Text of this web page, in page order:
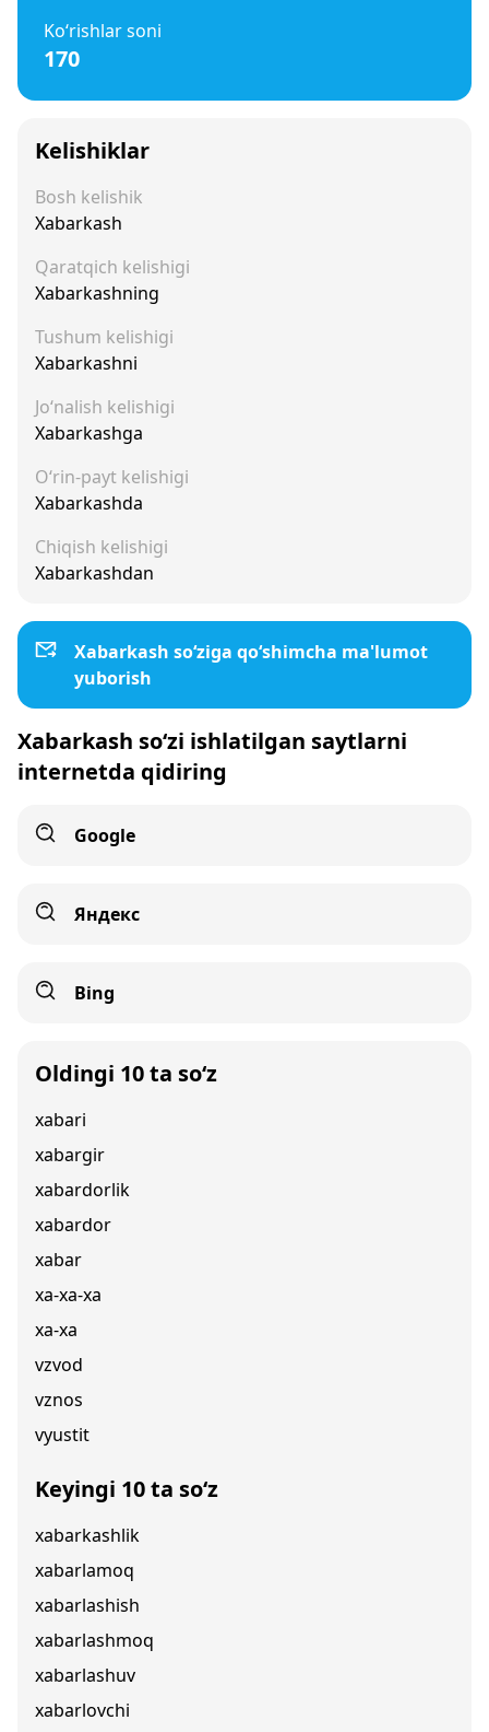
Ko‘rishlar soni
170
Kelishiklar
Bosh kelishik
Xabarkash
Qaratqich kelishigi
Xabarkashning
Tushum kelishigi
Xabarkashni
Jo‘nalish kelishigi
Xabarkashga
O‘rin-payt kelishigi
Xabarkashda
Chiqish kelishigi
Xabarkashdan
Xabarkash so‘ziga qo‘shimcha ma'lumot
yuborish
Xabarkash so‘zi ishlatilgan saytlarni
internetda qidiring
Google
Яндекс
Bing
Oldingi 10 ta so‘z
xabari
xabargir
xabardorlik
xabardor
xabar
xa-xa-xa
xa-xa
vzvod
vznos
vyustit
Keyingi 10 ta so‘z
xabarkashlik
xabarlamoq
xabarlashish
xabarlashmoq
xabarlashuv
xabarlovchi